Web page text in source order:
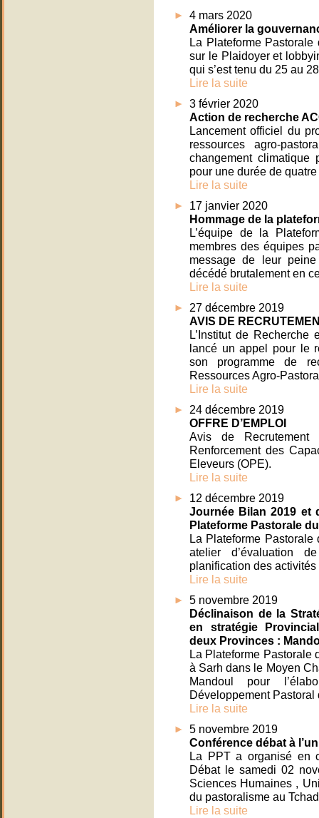
4 mars 2020
Améliorer la
La Plateforme
sur le Plaidoyer et
qui s’est tenu du 25 au
Lire la suite
3 février 2020
Action de recherche
Lancement officiel du
ressources agro-
changement climatique
pour une durée de
Lire la suite
17 janvier 2020
Hommage de la
L’équipe de la
membres des équipes
message de leur
décédé brutalement en
Lire la suite
27 décembre 2019
AVIS DE
L’Institut de
lancé un appel pour le
son programme de
Ressources Agro-
Lire la suite
24 décembre 2019
OFFRE D’EMPLOI
Avis de
Renforcement des
Eleveurs (OPE).
Lire la suite
12 décembre 2019
Journée Bilan 2019 et
Plateforme Pastorale
La Plateforme
atelier d’évaluation
planification des
Lire la suite
5 novembre 2019
Déclinaison de la
en stratégie
deux Provinces :
La Plateforme Pastorale
à Sarh dans le Moyen
Mandoul pour
Développement
Lire la suite
5 novembre 2019
Conférence débat à
La PPT a organisé en
Débat le samedi 02
Sciences Humaines ,
du pastoralisme au
Lire la suite